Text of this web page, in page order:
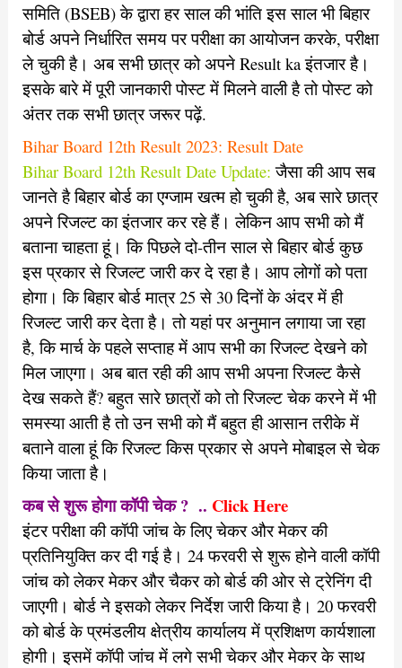
समिति (BSEB) के द्वारा हर साल की भांति इस साल भी बिहार
बोर्ड अपने निर्धारित समय पर परीक्षा का आयोजन करके, परीक्षा
ले चुकी है। अब सभी छात्र को अपने Result ka इंतजार है।
इसके बारे में पूरी जानकारी पोस्ट में मिलने वाली है तो पोस्ट को
अंतर तक सभी छात्र जरूर पढ़ें.
Bihar Board 12th Result 2023: Result Date
Bihar Board 12th Result Date Update: जैसा की आप सब
जानते है बिहार बोर्ड का एग्जाम खत्म हो चुकी है, अब सारे छात्र
अपने रिजल्ट का इंतजार कर रहे हैं। लेकिन आप सभी को मैं
बताना चाहता हूं। कि पिछले दो-तीन साल से बिहार बोर्ड कुछ
इस प्रकार से रिजल्ट जारी कर दे रहा है। आप लोगों को पता
होगा। कि बिहार बोर्ड मात्र 25 से 30 दिनों के अंदर में ही
रिजल्ट जारी कर देता है। तो यहां पर अनुमान लगाया जा रहा
है, कि मार्च के पहले सप्ताह में आप सभी का रिजल्ट देखने को
मिल जाएगा। अब बात रही की आप सभी अपना रिजल्ट कैसे
देख सकते हैं? बहुत सारे छात्रों को तो रिजल्ट चेक करने में भी
समस्या आती है तो उन सभी को मैं बहुत ही आसान तरीके में
बताने वाला हूं कि रिजल्ट किस प्रकार से अपने मोबाइल से चेक
किया जाता है।
कब से शुरू होगा कॉपी चेक ? .. Click Here
इंटर परीक्षा की कॉपी जांच के लिए चेकर और मेकर की
प्रतिनियुक्ति कर दी गई है। 24 फरवरी से शुरू होने वाली कॉपी
जांच को लेकर मेकर और चैकर को बोर्ड की ओर से ट्रेनिंग दी
जाएगी। बोर्ड ने इसको लेकर निर्देश जारी किया है। 20 फरवरी
को बोर्ड के प्रमंडलीय क्षेत्रीय कार्यालय में प्रशिक्षण कार्यशाला
होगी। इसमें कॉपी जांच में लगे सभी चेकर और मेकर के साथ